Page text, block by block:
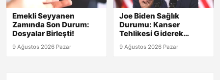
Emekli Seyyanen
Zamında Son Durum:
Dosyalar Birleşti!
9 Ağustos 2026 Pazar
Joe Biden Sağlık
Durumu: Kanser
Tehlikesi Giderek
9 Ağustos 2026 Pazar